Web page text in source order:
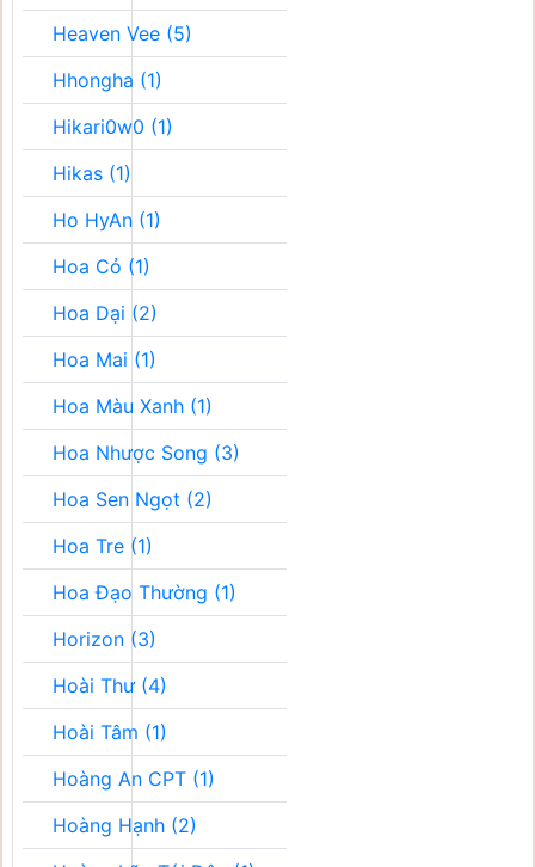
Heaven Vee (5)
Hhongha (1)
Hikari0w0 (1)
Hikas (1)
Ho HyAn (1)
Hoa Cỏ (1)
Hoa Dại (2)
Hoa Mai (1)
Hoa Màu Xanh (1)
Hoa Nhược Song (3)
Hoa Sen Ngọt (2)
Hoa Tre (1)
Hoa Đạo Thường (1)
Horizon (3)
Hoài Thư (4)
Hoài Tâm (1)
Hoàng An CPT (1)
Hoàng Hạnh (2)